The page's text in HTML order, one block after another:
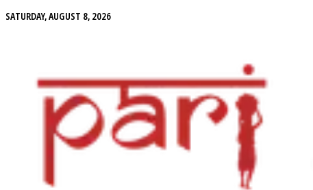
SATURDAY, AUGUST 8, 2026